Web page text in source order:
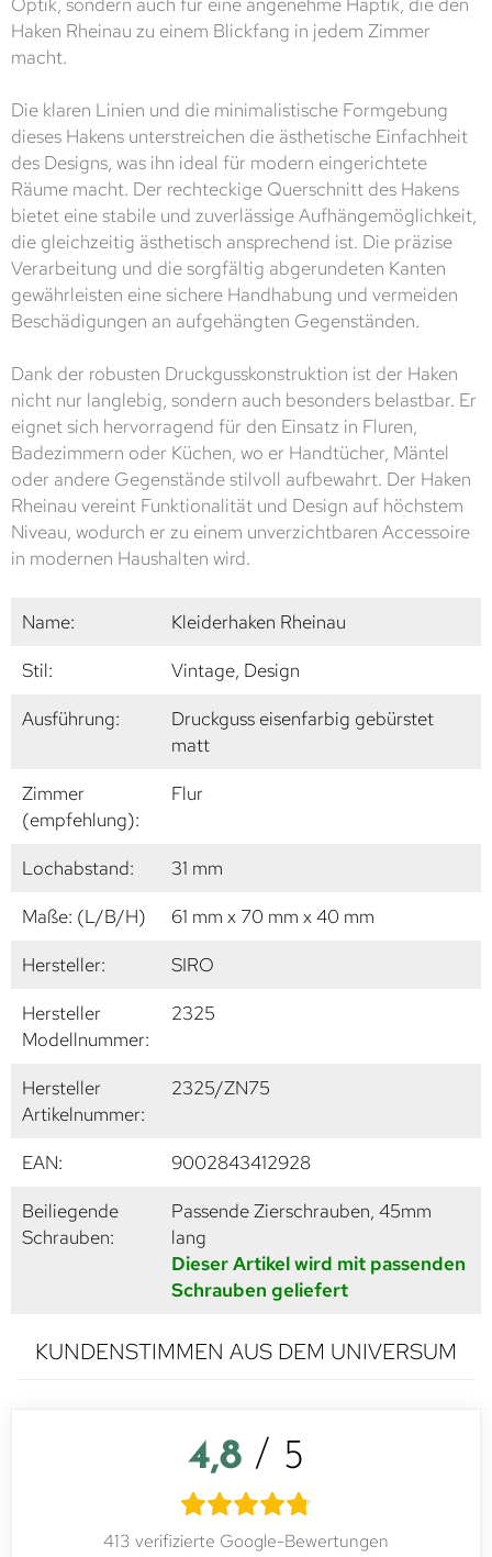
Haken Rheinau zu einem Blickfang in jedem Zimmer
macht.
Die klaren Linien und die minimalistische Formgebung
dieses Hakens unterstreichen die ästhetische Einfachheit
des Designs, was ihn ideal für modern eingerichtete
Räume macht. Der rechteckige Querschnitt des Hakens
bietet eine stabile und zuverlässige Aufhängemöglichkeit,
die gleichzeitig ästhetisch ansprechend ist. Die präzise
Verarbeitung und die sorgfältig abgerundeten Kanten
gewährleisten eine sichere Handhabung und vermeiden
Beschädigungen an aufgehängten Gegenständen.
Dank der robusten Druckgusskonstruktion ist der Haken
nicht nur langlebig, sondern auch besonders belastbar. Er
eignet sich hervorragend für den Einsatz in Fluren,
Badezimmern oder Küchen, wo er Handtücher, Mäntel
oder andere Gegenstände stilvoll aufbewahrt. Der Haken
Rheinau vereint Funktionalität und Design auf höchstem
Niveau, wodurch er zu einem unverzichtbaren Accessoire
in modernen Haushalten wird.
Name:
Kleiderhaken Rheinau
Stil:
Vintage, Design
Ausführung:
Druckguss eisenfarbig gebürstet
matt
Zimmer
(empfehlung):
Flur
Lochabstand:
31 mm
Maße: (L/B/H)
61 mm x 70 mm x 40 mm
Hersteller:
SIRO
Hersteller
Modellnummer:
2325
Hersteller
Artikelnummer:
2325/ZN75
EAN:
9002843412928
Beiliegende
Schrauben:
Passende Zierschrauben, 45mm
lang
Dieser Artikel wird mit passenden
Schrauben geliefert
KUNDENSTIMMEN AUS DEM UNIVERSUM
4,8 / 5
413 verifizierte Google-Bewertungen